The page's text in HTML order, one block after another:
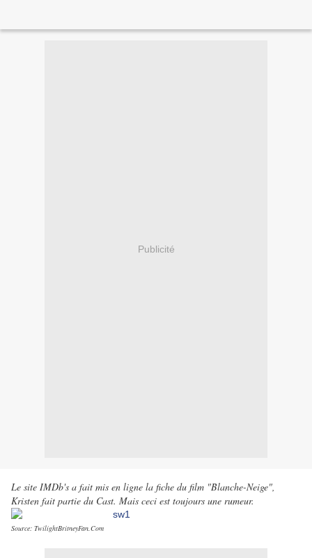
Publicité
Le site IMDb's a fait mis en ligne la fiche du film "Blanche-Neige",
Kristen fait partie du Cast. Mais ceci est toujours une rumeur.
Source: TwilightBritneyFan.Com